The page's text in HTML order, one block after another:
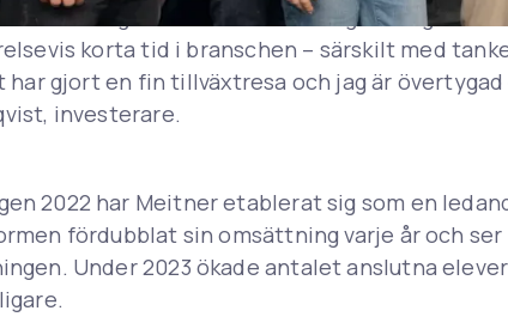
utmaningar som Meitner tar sig an. Jag är
korta tid i branschen – särskilt med
har gjort en fin tillväxtresa och jag är
investerare.
2022 har Meitner etablerat sig som en
fördubblat sin omsättning varje år och
Under 2023 ökade antalet anslutna